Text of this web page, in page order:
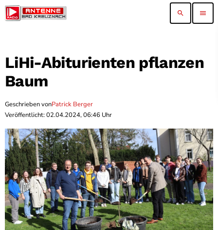
search menu
LiHi-Abiturienten pflanzen
Baum
Geschrieben vonPatrick Berger
Veröffentlicht: 02.04.2024, 06:46 Uhr